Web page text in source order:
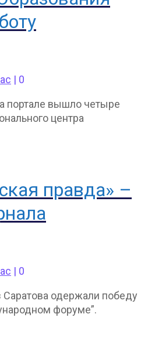
| 0
портале вышло четыре
центра
правда» –
| 0
одержали победу
форуме”.